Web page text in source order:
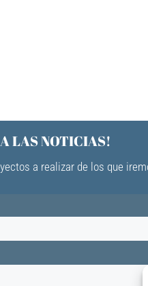
LAS NOTICIAS!
a realizar de los que